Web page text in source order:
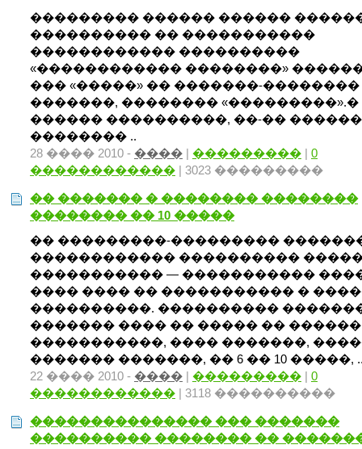
��������� ������ ������
���������� �� �����������
������������ ����������
«������������ ��������»
��� «�����» �� �������-��������
�������, �������� «���������».�
������ ����������, ��-�� ������
�������� ..
28 ���� 2010 - ���� | ��������� | 0
������������ | 3023 ���������
�� ������� � �������� ��������
�������� �� 10 �����
�� ���������-���������
������������ ����������
����������� — �����������
���� ���� �� ����������� �
����������. ����������
������� ���� �� ����� �� ������
�����������, ���� �������,
������� �������, �� 6 �� 10 �����,
22 ���� 2010 - ���� | ��������� | 0
������������ | 3118 ����������
��������������� ��� �������
���������� �������� ��